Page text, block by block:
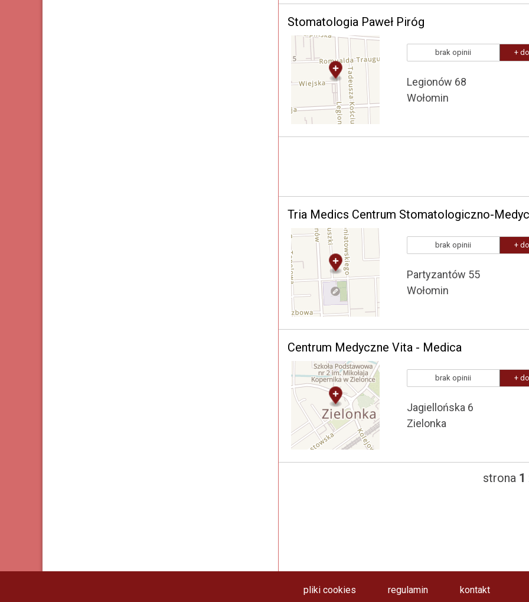
Stomatologia Paweł Piróg
brak opinii +
Legionów 68
Wołomin
Tria Medics Centrum Stomatologiczno-
brak opinii +
Partyzantów 55
Wołomin
Centrum Medyczne Vita - Medica
brak opinii +
Jagiellońska 6
Zielonka
strona 1
pliki cookies regulamin kontakt